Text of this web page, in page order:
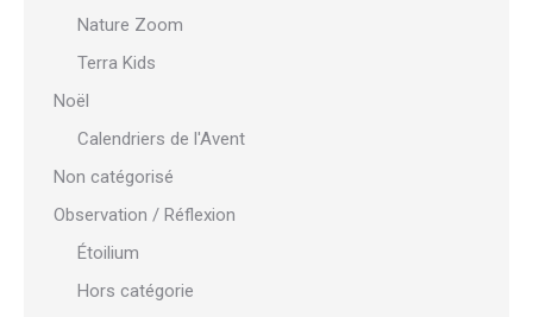
Nature Zoom
Terra Kids
Noël
Calendriers de l'Avent
Non catégorisé
Observation / Réflexion
Étoilium
Hors catégorie